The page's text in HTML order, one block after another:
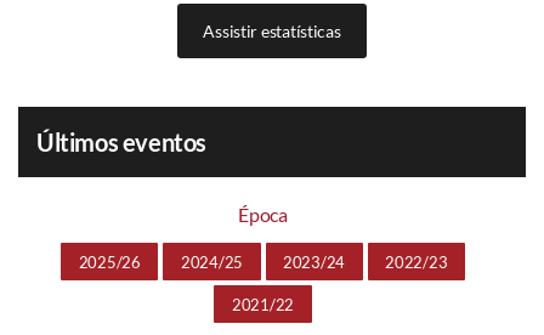
Assistir estatísticas
Últimos eventos
Época
2025/26 2024/25 2023/24 2022/23
2021/22